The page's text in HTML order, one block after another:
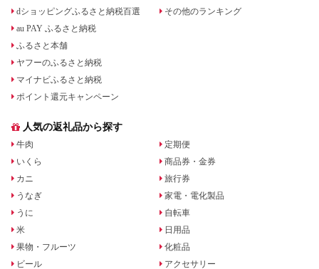
dショッピングふるさと納税百選
au PAY ふるさと納税
ふるさと本舗
ヤフーのふるさと納税
マイナビふるさと納税
ポイント還元キャンペーン
その他のランキング
人気の返礼品から探す
牛肉
いくら
カニ
うなぎ
うに
米
果物・フルーツ
ビール
定期便
商品券・金券
旅行券
家電・電化製品
自転車
日用品
化粧品
アクセサリー